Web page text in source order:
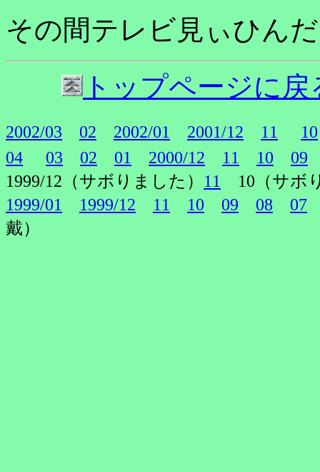
その間テレビ見ぃひん
トップページに戻
2002/03 02 2002/01 2001/12 11
10
04
03 02 01 2000/12 11 10
09
1999/12（サボりました） 11
10（サボ
1999/01
1999/12 11 10 09 08 07
戴）